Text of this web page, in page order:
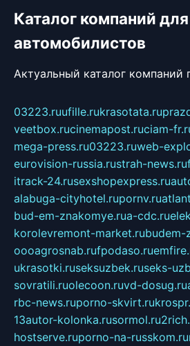
Каталог компаний для
автомобилистов
Актуальный каталог компаний
03223.ruufille.rukrasotata.ru
veetbox.rucinemapost.ruciam-
mega-press.ru03223.ruweb-
eurovision-russia.rustrah-news.ru
itrack-24.rusexshopexpress.ru
alabuga-cityhotel.rupornv.ru
bud-em-znakomye.rua-cdc.ru
korolevremont-market.rubudem-
oooagrosnab.rufpodaso.ru
ukrasotki.ruseksuzbek.ruseks-
sovratili.ruolecoon.ruvd-dosug.ru
rbc-news.ruporno-skvirt.ru
13autor-kolonka.rusormol.ru
hostserve.ruporno-na-russkom.ru